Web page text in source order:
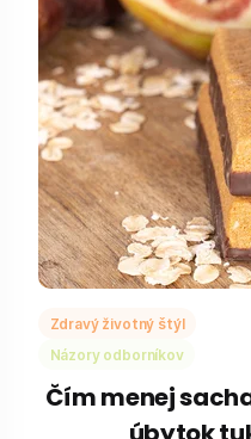
Zdravý životný štýl
Názory odborníkov
Čím menej